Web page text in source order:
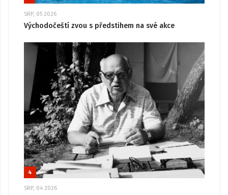
SRP, 05 2026
Východočeští zvou s předstihem na své akce
4
SRP, 04 2026